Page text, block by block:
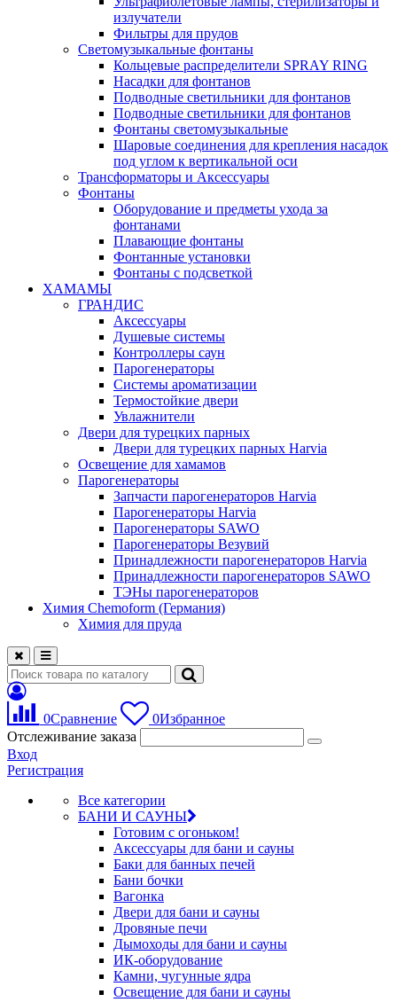
излучатели
Фильтры для прудов
Светомузыкальные фонтаны
Кольцевые распределители SPRAY RING
Насадки для фонтанов
Подводные светильники для фонтанов
Подводные светильники для фонтанов
Фонтаны светомузыкальные
Шаровые соединения для крепления насадок
под углом к вертикальной оси
Трансформаторы и Аксессуары
Фонтаны
Оборудование и предметы ухода за
фонтанами
Плавающие фонтаны
Фонтанные установки
Фонтаны с подсветкой
ХАМАМЫ
ГРАНДИС
Аксессуары
Душевые системы
Контроллеры саун
Парогенераторы
Системы ароматизации
Термостойкие двери
Увлажнители
Двери для турецких парных
Двери для турецких парных Harvia
Освещение для хамамов
Парогенераторы
Запчасти парогенераторов Harvia
Парогенераторы Harvia
Парогенераторы SAWO
Парогенераторы Везувий
Принадлежности парогенераторов Harvia
Принадлежности парогенераторов SAWO
ТЭНы парогенераторов
Химия Chemoform (Германия)
Химия для пруда
0Сравнение 0Избранное
Отслеживание заказа
Вход
Регистрация
Все категории
БАНИ И САУНЫ
Готовим с огоньком!
Аксессуары для бани и сауны
Баки для банных печей
Бани бочки
Вагонка
Двери для бани и сауны
Дровяные печи
Дымоходы для бани и сауны
ИК-оборудование
Камни, чугунные ядра
Освещение для бани и сауны